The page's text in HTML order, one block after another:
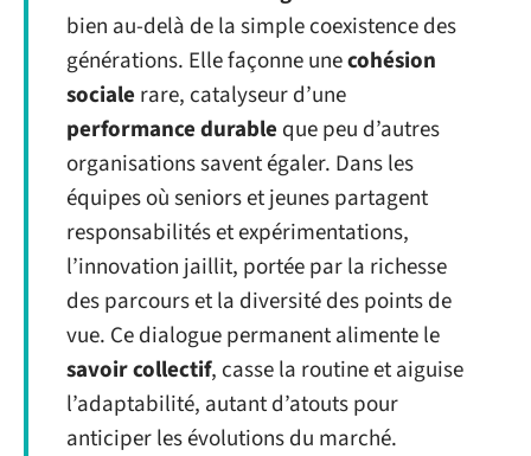
bien au-delà de la simple coexistence des
générations. Elle façonne unecohésion
sociale rare, catalyseur d’une
performance durable que peu d’autres
organisations savent égaler. Dans les
équipes où seniors et jeunes partagent
responsabilités et expérimentations,
l’innovation jaillit, portée par la richesse
des parcours et la diversité des points de
vue. Ce dialogue permanent alimente le
savoir collectif, casse la routine et aiguise
l’adaptabilité, autant d’atouts pour
anticiper les évolutions du marché.